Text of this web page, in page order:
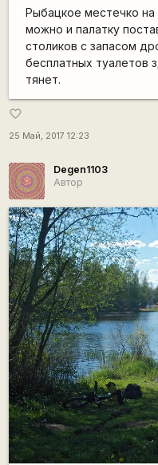
Рыбацкое местечко на
можно и палатку
столиков с запасом
бесплатных туалетов
тянет.
favorite_border
25 Май, 2017 12:23
Degen1103
Автор